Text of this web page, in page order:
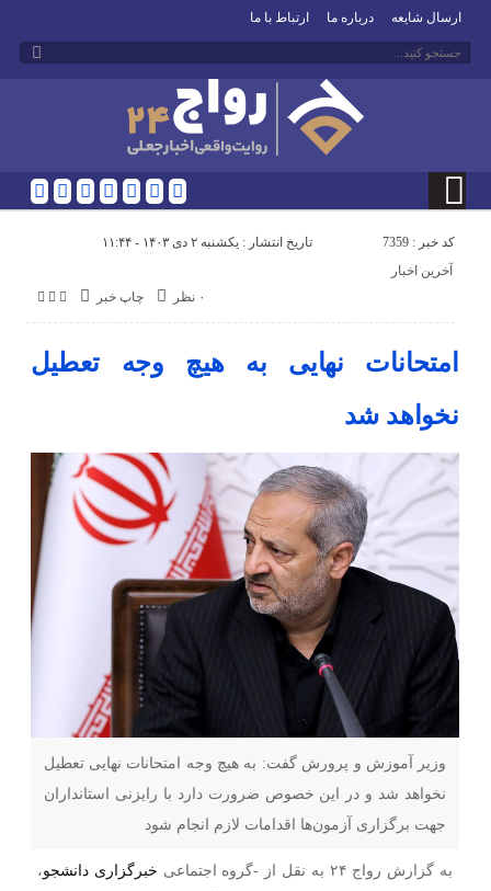
ارسال شایعه درباره ما ارتباط با ما
کد خبر : 7359 تاریخ انتشار : یکشنبه ۲ دی ۱۴۰۳ - ۱۱:۴۴
چاپ خبر ۰ نظر
آخرین اخبار
امتحانات نهایی به هیچ وجه تعطیل
نخواهد شد
وزیر آموزش و پرورش گفت: به هیچ وجه امتحانات نهایی تعطیل
نخواهد شد و در این خصوص ضرورت دارد با رایزنی استانداران
جهت برگزاری آزمون‌ها اقدامات لازم انجام شود
به گزارش رواج ۲۴ به نقل از -گروه اجتماعی خبرگزاری دانشجو،